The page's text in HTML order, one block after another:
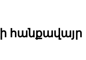
հանքավայր